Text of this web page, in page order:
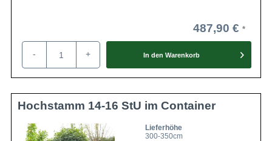
487,90 €
- + In den Warenkorb
Hochstamm 14-16 StU im Container
Lieferhöhe
300-350cm